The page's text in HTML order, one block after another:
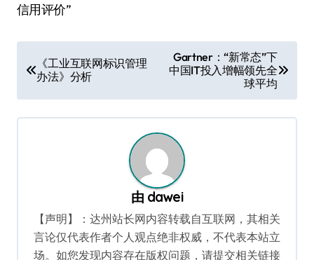
信用评价”
章
导
航
《工业互联网标识管理
办法》分析
Gartner：“新常态”下
中国IT投入增幅领先全
球平均
由 dawei
【声明】：达州站长网内容转载自互联网，其相关
言论仅代表作者个人观点绝非权威，不代表本站立
场。如您发现内容存在版权问题，请提交相关链接